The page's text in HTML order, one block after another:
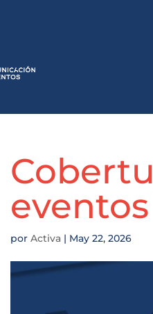
porActiva | May 22, 2026